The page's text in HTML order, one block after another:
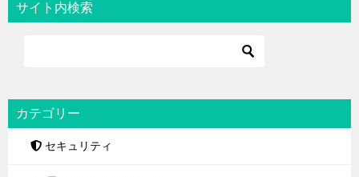
サイト内検索
カテゴリー
セキュリティ